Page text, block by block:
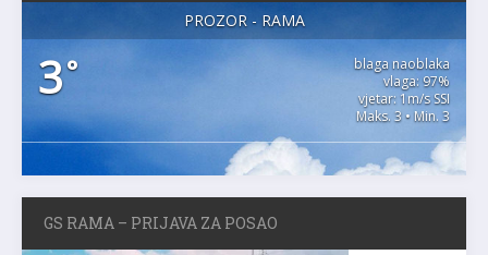
PROZOR - RAMA
3°
blaga naoblaka
vlaga: 97%
vjetar: 1m/s SSI
Maks. 3 • Min. 3
GS RAMA – PRIJAVA ZA POSAO